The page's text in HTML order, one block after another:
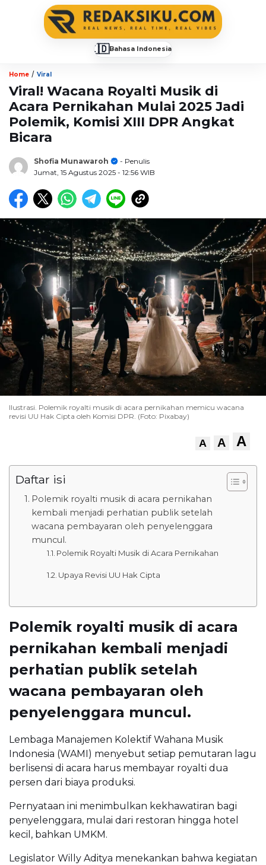
🇮🇩Bahasa Indonesia
Home / Viral
Viral! Wacana Royalti Musik di
Acara Pernikahan Mulai 2025 Jadi
Polemik, Komisi XIII DPR Angkat
Bicara
Shofia Munawaroh
- Penulis
Jumat, 15 Agustus 2025 - 12:56 WIB
Ilustrasi. Polemik royalti musik di acara pernikahan memicu wacana
revisi UU Hak Cipta oleh Komisi DPR. (Foto: Pixabay)
A A A
Daftar isi
Polemik royalti musik di acara pernikahan
kembali menjadi perhatian publik setelah
wacana pembayaran oleh penyelenggara
muncul.
Polemik Royalti Musik di Acara Pernikahan
Upaya Revisi UU Hak Cipta
Polemik royalti musik di acara
pernikahan kembali menjadi
perhatian publik setelah
wacana pembayaran oleh
penyelenggara muncul.
Lembaga Manajemen Kolektif Wahana Musik
Indonesia (WAMI) menyebut setiap pemutaran lagu
berlisensi di acara harus membayar royalti dua
persen dari biaya produksi.
Pernyataan ini menimbulkan kekhawatiran bagi
penyelenggara, mulai dari restoran hingga hotel
kecil, bahkan UMKM.
Legislator Willy Aditya menekankan bahwa kegiatan